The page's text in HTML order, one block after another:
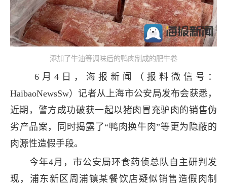
添加了牛油等调味后的鸭肉制成的肥牛卷
6月4日，海报新闻（报料微信号：
HaibaoNewsSw）记者从上海市公安局发布会获悉，
近期，警方成功破获一起以猪肉冒充驴肉的销售伪
劣产品案，同时揭露了“鸭肉换牛肉”等更为隐蔽的
肉源性造假手段。
今年4月，市公安局环食药侦总队自主研判发
现，浦东新区周浦镇某餐饮店疑似销售造假肉制